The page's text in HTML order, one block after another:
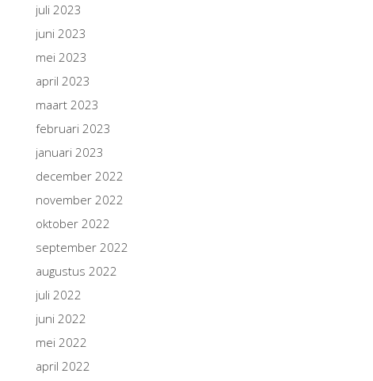
juli 2023
juni 2023
mei 2023
april 2023
maart 2023
februari 2023
januari 2023
december 2022
november 2022
oktober 2022
september 2022
augustus 2022
juli 2022
juni 2022
mei 2022
april 2022